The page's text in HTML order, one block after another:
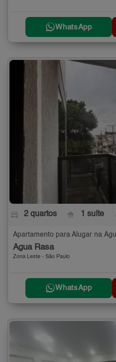
WhatsApp
2 quartos 1 suíte
Apartamento para Alugar na
Água Rasa
Zona Leste - São Paulo
WhatsApp